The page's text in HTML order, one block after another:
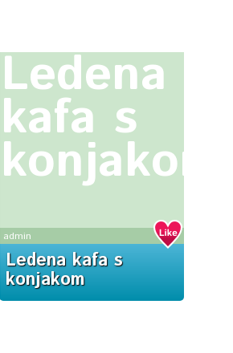
Ledena
kafa s
konjakom
admin
Ledena kafa s
konjakom